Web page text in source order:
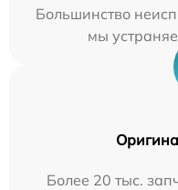
Большинство
мы
Более 20 тыс.